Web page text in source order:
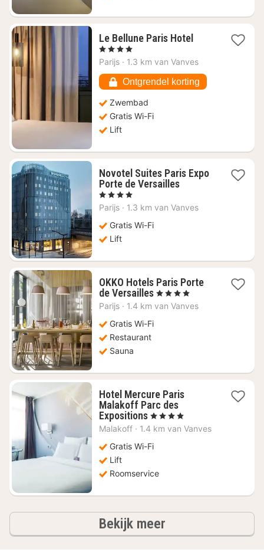
Le Bellune Paris Hotel1
vanaf
125,36
, 4 Sterren
Parijs · 1.3 km van Vanves
Ontgrendel korting
Zwembad
Gratis Wi-Fi
Lift
Novotel Suites Paris Expo
Porte de Versailles1
vanaf
, 4 Sterren
Parijs · 1.3 km van Vanves
Gratis Wi-Fi
Lift
OKKO Hotels Paris Porte
de Versailles1
nacht
, 4 Sterren
Parijs · 1.4 km van Vanves
Gratis Wi-Fi
Restaurant
Sauna
Hotel Mercure Paris
Malakoff Parc des
Expositions1
nacht
€
, 4 Sterren
Malakoff · 1.4 km van Vanves
Gratis Wi-Fi
Lift
Roomservice
Bekijk meerhotels